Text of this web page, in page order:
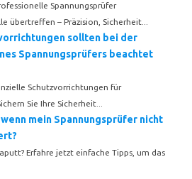
Spannungsprüfer
übertreffen – Präzision, Sicherheit...
sollten bei der
Spannungsprüfers beachtet
Schutzvorrichtungen für
Sie Ihre Sicherheit...
wenn mein Spannungsprüfer nicht
Erfahre jetzt einfache Tipps, um das